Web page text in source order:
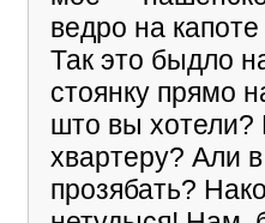
ведро на
Так это быдло
стоянку прямо
што вы хотели?
хвартеру? Али
прозябать?